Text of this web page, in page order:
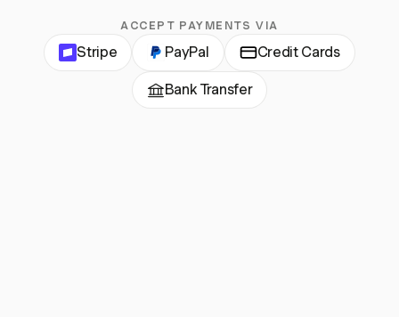
ACCEPT PAYMENTS VIA
Stripe PayPal Credit Cards
Bank Transfer